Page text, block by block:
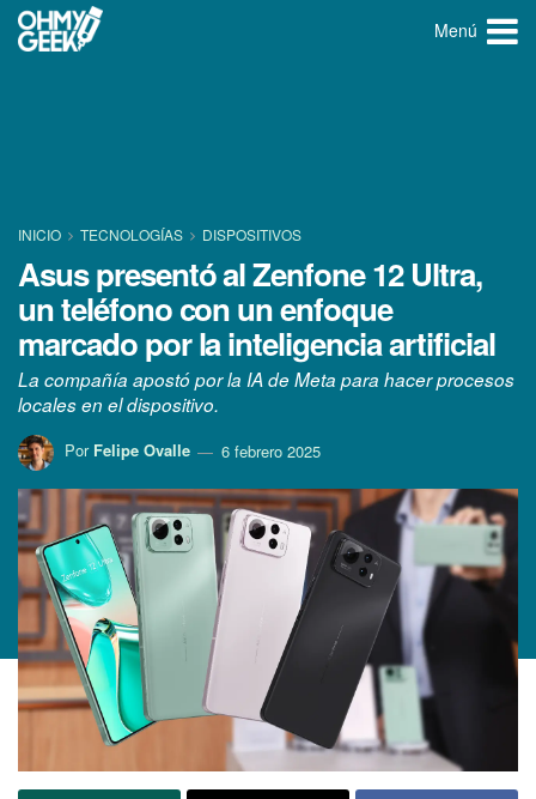
Menú
INICIO TECNOLOGÍ­AS DISPOSITIVOS
Asus presentó al Zenfone 12 Ultra,
un teléfono con un enfoque
marcado por la inteligencia artificial
La compañía apostó por la IA de Meta para hacer procesos
locales en el dispositivo.
Por Felipe Ovalle 6 febrero 2025